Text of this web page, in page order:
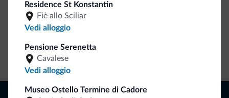
Residence St Konstantin
Fiè allo Sciliar
Vedi alloggio
Pensione Serenetta
Cavalese
Vedi alloggio
Museo Ostello Termine di Cadore
Naviga